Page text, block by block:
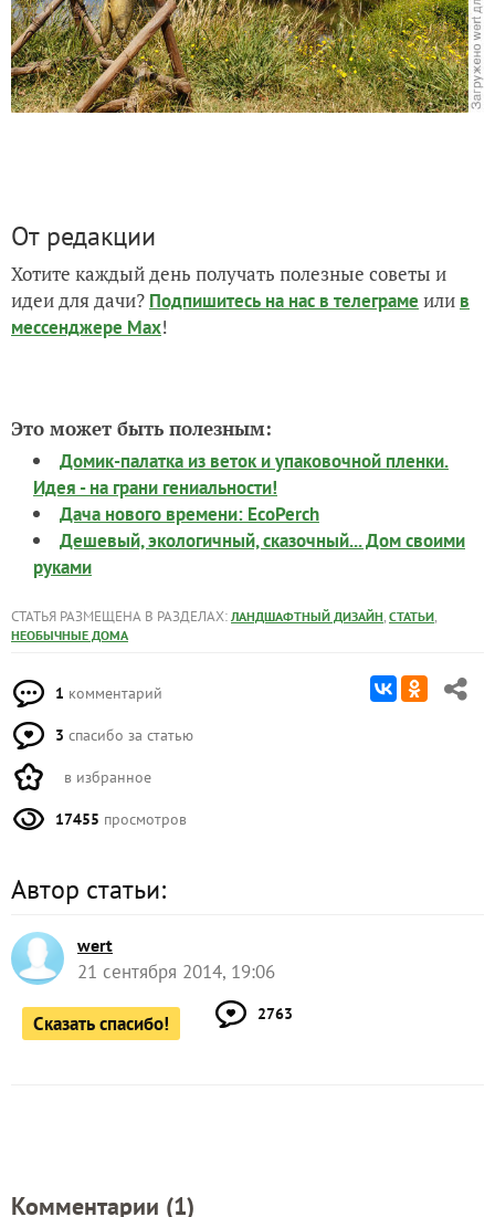
От редакции
Хотите каждый день получать полезные советы и
идеи для дачи? Подпишитесь на нас в телеграме или в
мессенджере Max!
Это может быть полезным:
Домик-палатка из веток и упаковочной пленки.
Идея - на грани гениальности!
Дача нового времени: EcoPerch
Дешевый, экологичный, сказочный... Дом своими
руками
СТАТЬЯ РАЗМЕЩЕНА В РАЗДЕЛАХ: ЛАНДШАФТНЫЙ ДИЗАЙН, СТАТЬИ,
НЕОБЫЧНЫЕ ДОМА
1 комментарий
3 спасибо за статью
в избранное
17455 просмотров
Автор статьи:
wert
21 сентября 2014, 19:06
Сказать спасибо! 2763
Комментарии (1)